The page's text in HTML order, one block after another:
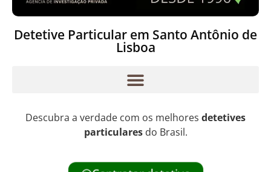
Detetive Particular em Santo Antônio de
Lisboa
Descubra a verdade com os melhores detetives
particularesdo Brasil.